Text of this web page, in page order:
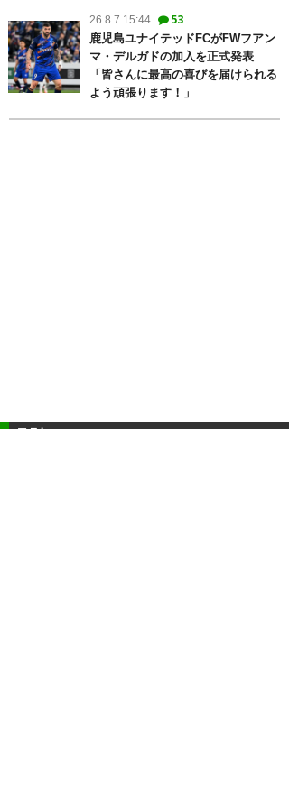
26.8.7 15:44 53
鹿児島ユナイテッドFCがFWフアン
マ・デルガドの加入を正式発表
「皆さんに最高の喜びを届けられる
よう頑張ります！」